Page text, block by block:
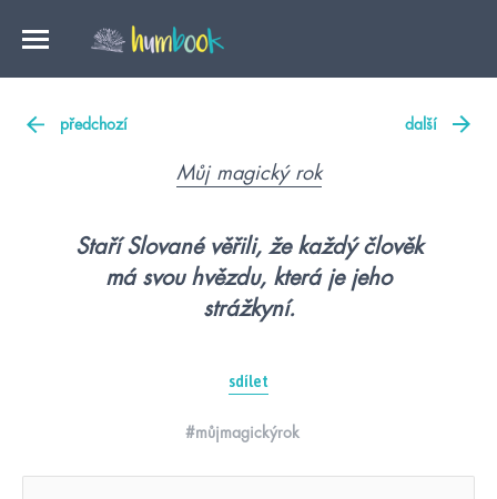
předchozí další
Můj magický rok
Staří Slované věřili, že každý člověk
má svou hvězdu, která je jeho
strážkyní.
sdílet
#můjmagickýrok